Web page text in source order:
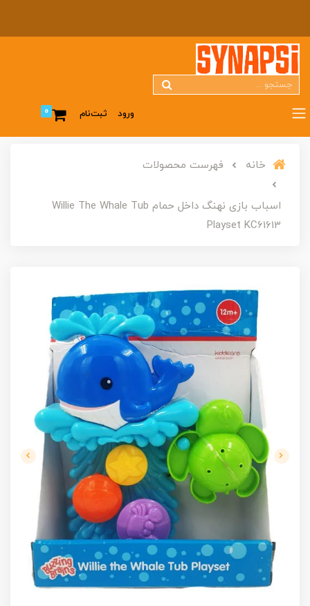
ورود ثبت‌نام 0
خانه فهرست محصولات
اسباب بازی نهنگ داخل حمام Willie The Whale Tub
Playset KC61613